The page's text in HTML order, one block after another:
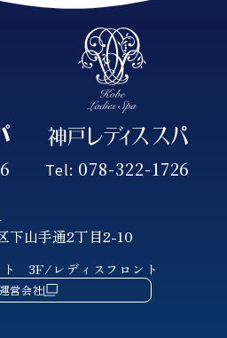
Tel: 078-322-1726
下山手通2丁目2-10
ト 3F/レディスフロント
運営会社